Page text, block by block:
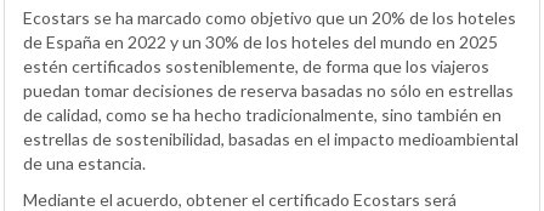
Ecostars se ha marcado como objetivo que un 20% de los hoteles
de España en 2022 y un 30% de los hoteles del mundo en 2025
estén certificados sosteniblemente, de forma que los viajeros
puedan tomar decisiones de reserva basadas no sólo en estrellas
de calidad, como se ha hecho tradicionalmente, sino también en
estrellas de sostenibilidad, basadas en el impacto medioambiental
de una estancia.
Mediante el acuerdo, obtener el certificado Ecostars será